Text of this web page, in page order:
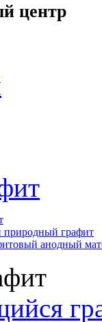
центр
графит
анодный